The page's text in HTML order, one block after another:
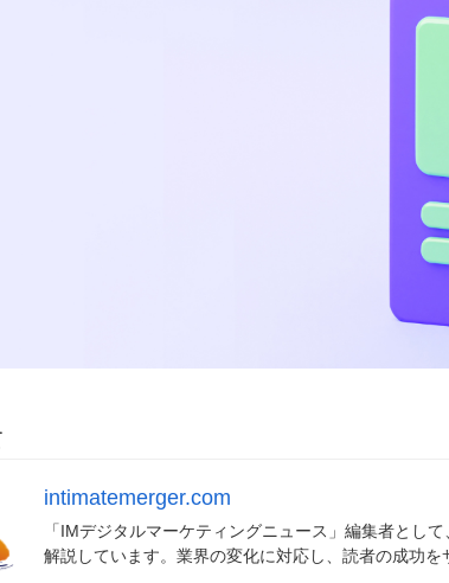
intimatemerger.com
「IMデジタルマーケティングニュース」編集者とし
解説しています。業界の変化に対応し、読者の成功を